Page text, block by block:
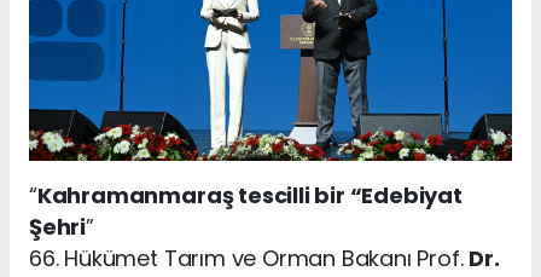
“Kahramanmaraş tescilli bir “Edebiyat
Şehri”
66. Hükümet Tarım ve Orman Bakanı Prof. Dr.